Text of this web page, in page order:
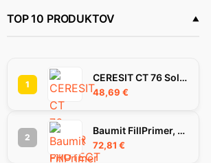
TOP 10 PRODUKTOV
1
CERESIT CT 76 SolarProtect omietka 1.5 mm 25 kg
48,69 €
2
Baumit FillPrimer, 25Kg
72,81 €